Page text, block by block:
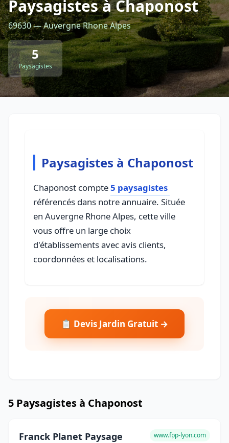
CGU-Confidentialité- Service proposé parViteUnDevis.com-Vous
Paysagistes à Chaponost
69630 — Auvergne Rhone Alpes
5
Paysagistes
Paysagistes à Chaponost
Chaponost compte5 paysagistes
référencés dans notre annuaire. Située
en Auvergne Rhone Alpes, cette ville
vous offre un large choix
d'établissements avec avis clients,
coordonnées et localisations.
📋 Devis Jardin Gratuit →
5 Paysagistes à Chaponost
Franck Planet Paysage www.fpp-lyon.com